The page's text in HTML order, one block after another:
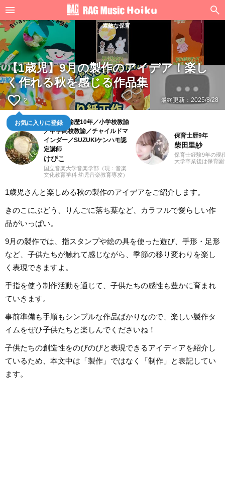
素敵な保育
【1歳児】9月の製作のアイデア！楽し
く作れる秋を感じる作品集
favorite_border 2
お気に入りに登録
最終更新： 2025/8/28
幼稚園教諭歴10年／小学校教諭
／中学高校教諭／チャイルドマ
インダー／SUZUKIケンハモ認
定講師
けぴこ
国立音楽大学音楽学部（現：音楽
文化教育学科 幼児音楽教育専攻）
家の草場純先生が担任でした。大
学卒業後は幼稚園教諭として10年
務した後、シンガポールのインタ
ーナショナルスクールで音楽教諭
として赴任。音楽教育だけでな
く、日本文化や伝承遊び、レクリ
こない、多くの子供たちと関わっ
てきました。その後、小学館にて
フリーランスライター、企画、編
集の仕事を通して楽しい大人との
出会いもへて、伝えることの楽し
さを経験。教育現場で培った視点
インプットとアウトプットを大切
もちゃ、お絵描き、伝承あそび、
アウトドア、本、工作、クラフ
保育士歴9年
柴田里紗
保育士経験9年の現
大学卒業後は保育
後デイサービスに
達支援を行ってい
して、母として、
1歳児さんと楽しめる秋の製作のアイデアをご紹介します。
きのこにぶどう、りんごに落ち葉など、カラフルで愛らしい作
品がいっぱい。
9月の製作では、指スタンプや絵の具を使った遊び、手形・足形
など、子供たちが触れて感じながら、季節の移り変わりを楽し
く表現できますよ。
手指を使う制作活動を通じて、子供たちの感性も豊かに育まれ
ていきます。
事前準備も手順もシンプルな作品ばかりなので、楽しい製作タ
イムをぜひ子供たちと楽しんでくださいね！
子供たちの創造性をのびのびと表現できるアイディアを紹介し
ているため、本文中は「製作」ではなく「制作」と表記してい
ます。